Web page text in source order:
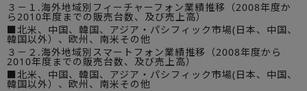
３－１.海外地域別フィーチャーフォン業績推移（2008年度か
ら2010年度までの販売台数、及び売上高）
■北米、中国、韓国、アジア・パシフィック市場(日本、中国、
韓国以外）、欧州、南米その他
３－２.海外地域別スマートフォン業績推移（2008年度から
2010年度までの販売台数、及び売上高）
■北米、中国、韓国、アジア・パシフィック市場(日本、中国、
韓国以外）、欧州、南米その他